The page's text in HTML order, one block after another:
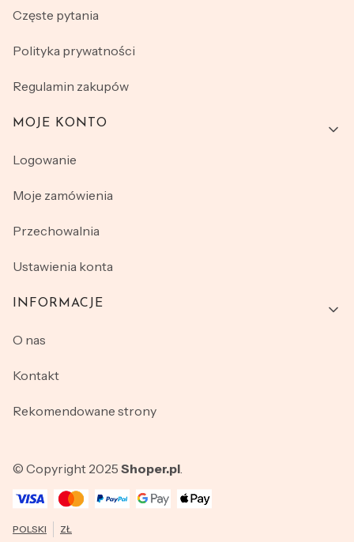
Częste pytania
Polityka prywatności
Regulamin zakupów
MOJE KONTO
Logowanie
Moje zamówienia
Przechowalnia
Ustawienia konta
INFORMACJE
O nas
Kontakt
Rekomendowane strony
© Copyright 2025 Shoper.pl
POLSKI ZŁ